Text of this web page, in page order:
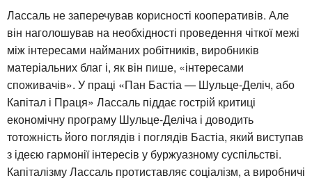
Лассаль не заперечував корисності кооперативів. Але
він наголошував на необхідності проведення чіткої межі
між інтересами найманих робітників, виробників
матеріальних благ і, як він пише, «інтересами
споживачів». У праці «Пан Бастіа — Шульце-Деліч, або
Капітал і Праця» Лассаль піддає гострій критиці
економічну програму Шульце-Деліча і доводить
тотожність його поглядів і поглядів Бастіа, який виступав
з ідеєю гармонії інтересів у буржуазному суспільстві.
Капіталізму Лассаль протиставляє соціалізм, а виробничі